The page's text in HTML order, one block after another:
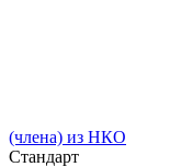
(члена) из НКО
Стандарт